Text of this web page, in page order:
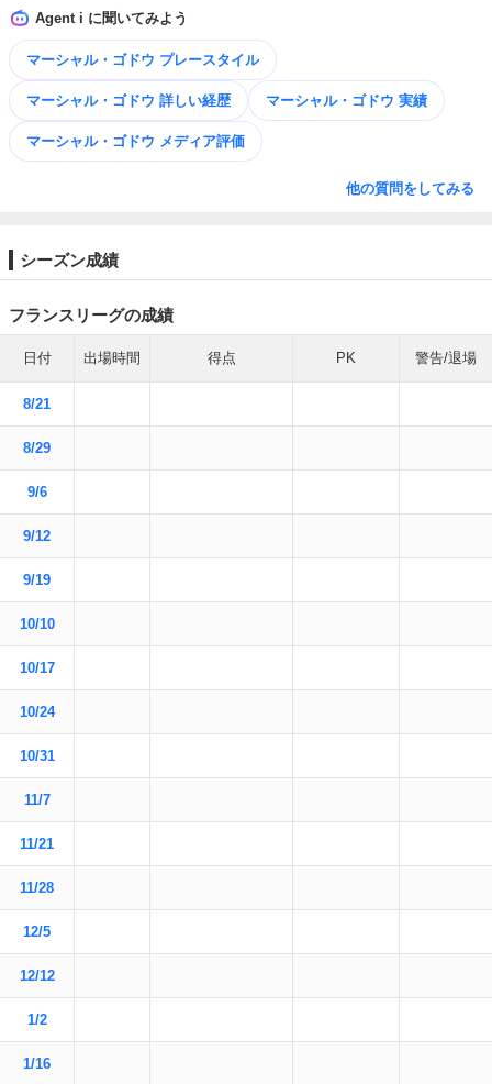
Agent i に聞いてみよう
マーシャル・ゴドウ プレースタイル
マーシャル・ゴドウ 詳しい経歴 マーシャル・ゴドウ 実績
マーシャル・ゴドウ メディア評価
他の質問をしてみる
シーズン成績
フランスリーグの成績
日付 出場時間 得点 PK 警告/退場
8/21
8/29
9/6
9/12
9/19
10/10
10/17
10/24
10/31
11/7
11/21
11/28
12/5
12/12
1/2
1/16